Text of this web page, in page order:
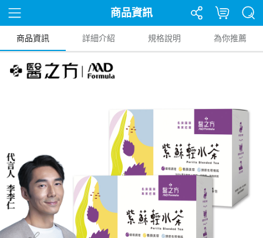
商品資訊
商品資訊 詳細介紹 規格說明 為你推薦